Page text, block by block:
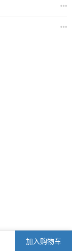
加入购物车